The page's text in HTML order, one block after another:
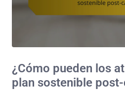
¿Cómo pueden los
plan sostenible